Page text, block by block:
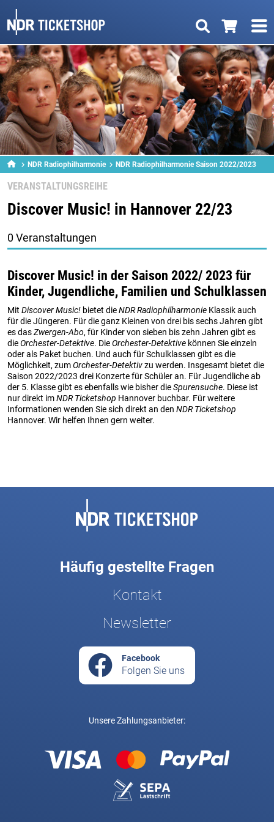
NDR Radiophilharmonie NDR Radiophilharmonie Saison 2022/2023
VERANSTALTUNGSREIHE
Discover Music! in Hannover 22/23
0 Veranstaltungen
Discover Music! in der Saison 2022/ 2023 für
Kinder, Jugendliche, Familien und Schulklassen
Mit Discover Music! bietet dieNDR Radiophilharmonie Klassik auch
für die Jüngeren. Für die ganz Kleinen von drei bis sechs Jahren gibt
es dasZwergen-Abo, für Kinder von sieben bis zehn Jahren gibt es
dieOrchester-Detektive. DieOrchester-Detektive können Sie einzeln
oder als Paket buchen. Und auch für Schulklassen gibt es die
Möglichkeit, zumOrchester-Detektivzu werden. Insgesamt bietet die
Saison 2022/2023 drei Konzerte für Schüler an. Für Jugendliche ab
der 5. Klasse gibt es ebenfalls wie bisher dieSpurensuche. Diese ist
nur direkt imNDR Ticketshop Hannover buchbar. Für weitere
Informationen wenden Sie sich direkt an den NDR Ticketshop
Hannover. Wir helfen Ihnen gern weiter.
Häufig gestellte Fragen
Kontakt
Newsletter
Facebook
Folgen Sie uns
Unsere Zahlungsanbieter: